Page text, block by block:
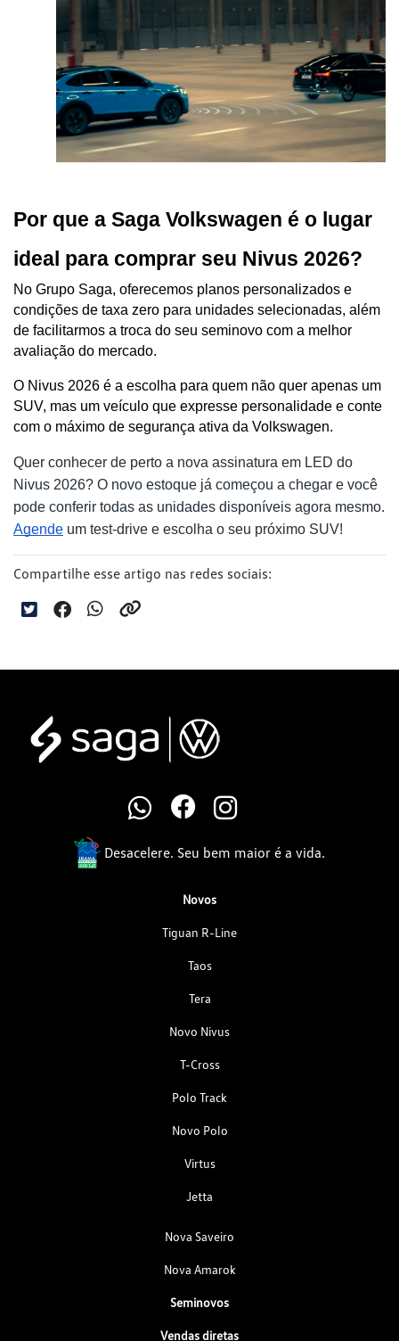
Por que a Saga Volkswagen é o lugar
ideal para comprar seu Nivus 2026?
No Grupo Saga, oferecemos planos personalizados e
condições de taxa zero para unidades selecionadas, além
de facilitarmos a troca do seu seminovo com a melhor
avaliação do mercado.
O Nivus 2026 é a escolha para quem não quer apenas um
SUV, mas um veículo que expresse personalidade e conte
com o máximo de segurança ativa da Volkswagen.
Quer conhecer de perto a nova assinatura em LED do
Nivus 2026? O novo estoque já começou a chegar e você
pode conferir todas as unidades disponíveis agora mesmo.
Agende um test-drive e escolha o seu próximo SUV!
Compartilhe esse artigo nas redes sociais:
Desacelere. Seu bem maior é a vida.
Novos
Tiguan R-Line
Taos
Tera
Novo Nivus
T-Cross
Polo Track
Novo Polo
Virtus
Jetta
Nova Saveiro
Nova Amarok
Seminovos
Vendas diretas